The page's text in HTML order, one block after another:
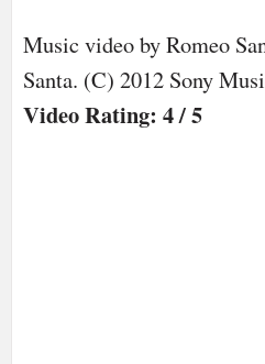
Music video by Romeo
Santa. (C) 2012 Sony
Video Rating: 4 / 5